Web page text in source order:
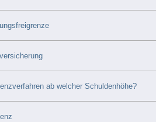
ab welcher Schuldenhöhe?